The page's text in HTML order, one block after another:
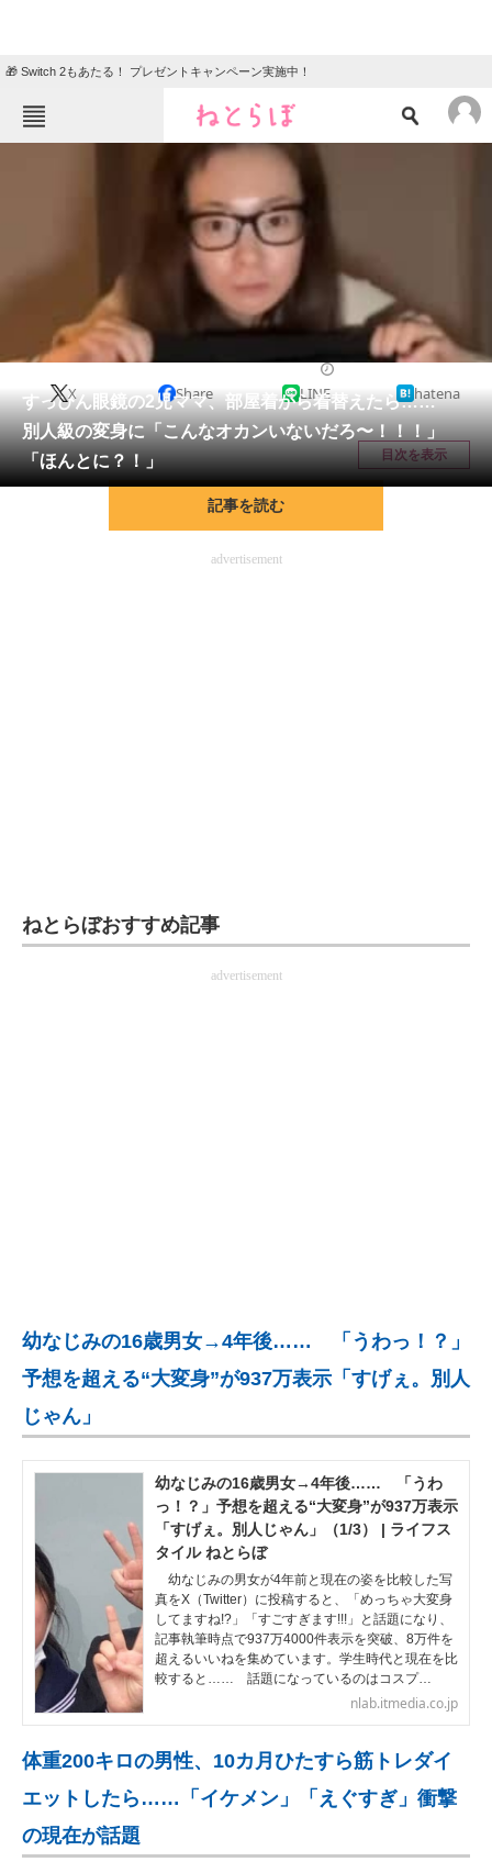
🎁 Switch 2もあたる！ プレゼントキャンペーン実施中！
クイズ
教育・育児
動物
会員記事
メディア
注目記事を集めた総合ページ
マーケ×ITの今がよく分かる
建設×テクノロジーの最前線
ちょっと気になるネットの話題
すっぴん眼鏡の2児ママ、部屋着から着替えたら……
別人級の変身に「こんなオカンいないだろ〜！！！」
「ほんとに？！」
X Share LINE hatena
目次を表示
記事を読む
advertisement
ねとらぼおすすめ記事
advertisement
幼なじみの16歳男女→4年後…… 「うわっ！？」
予想を超える“大変身”が937万表示「すげぇ。別人
じゃん」
幼なじみの16歳男女→4年後…… 「うわ
っ！？」予想を超える“大変身”が937万表示
「すげぇ。別人じゃん」（1/3） | ライフス
タイル ねとらぼ
幼なじみの男女が4年前と現在の姿を比較した写
真をX（Twitter）に投稿すると、「めっちゃ大変身
してますね!?」「すごすぎます!!!」と話題になり、
記事執筆時点で937万4000件表示を突破、8万件を
超えるいいねを集めています。学生時代と現在を比
較すると…… 話題になっているのはコスプ…
nlab.itmedia.co.jp
体重200キロの男性、10カ月ひたすら筋トレダイ
エットしたら……「イケメン」「えぐすぎ」衝撃
の現在が話題